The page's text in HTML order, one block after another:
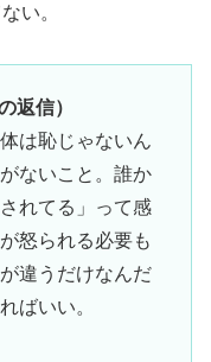
い。
返信）
は恥じゃないん
ないこと。誰か
れてる」って感
怒られる必要も
違うだけなんだ
ばいい。